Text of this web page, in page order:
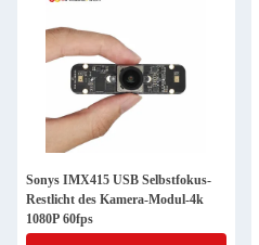
Sonys IMX415 USB Selbstfokus-
Restlicht des Kamera-Modul-4k
1080P 60fps